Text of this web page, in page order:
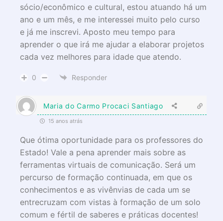
sócio/econômico e cultural, estou atuando há um
ano e um mês, e me interessei muito pelo curso
e já me inscrevi. Aposto meu tempo para
aprender o que irá me ajudar a elaborar projetos
cada vez melhores para idade que atendo.
0 Responder
Maria do Carmo Procaci Santiago
15 anos atrás
Que ótima oportunidade para os professores do
Estado! Vale a pena aprender mais sobre as
ferramentas virtuais de comunicação. Será um
percurso de formação continuada, em que os
conhecimentos e as vivênvias de cada um se
entrecruzam com vistas à formação de um solo
comum e fértil de saberes e práticas docentes!